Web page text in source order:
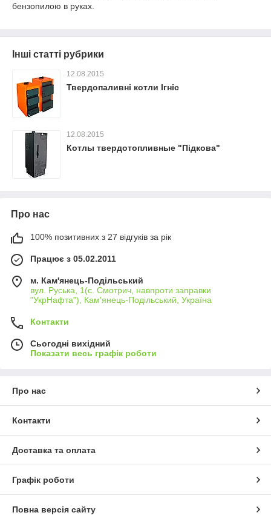
бензопилою в руках.
Інші статті рубрики
12.08.2015
Твердопаливні котли Ігніс
12.08.2015
Котлы твердотопливные "Підкова"
Про нас
100% позитивних з 27 відгуків за рік
Працює з 05.02.2011
м. Кам'янець-Подільський
вул. Руська, 1(с. Смотрич, навпроти заправки
"УкрНафта"), Кам'янець-Подільський, Україна
Контакти
Сьогодні вихідний
Показати весь графік роботи
Про нас
Контакти
Доставка та оплата
Графік роботи
Повна версія сайту